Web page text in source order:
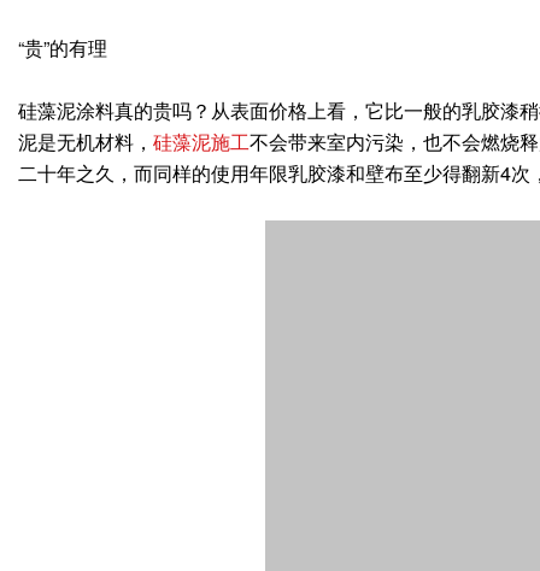
“贵”的有理
硅藻泥涂料真的贵吗？从表面价格上看，它比一般的乳胶漆
泥是无机材料， 硅藻泥施工不会带来室内污染，也不会燃烧
二十年之久，而同样的使用年限乳胶漆和壁布至少得翻新4